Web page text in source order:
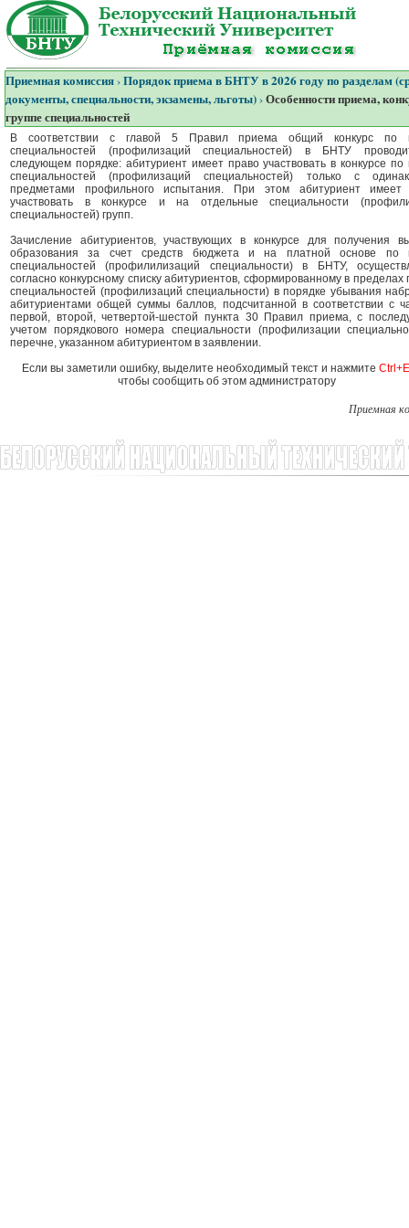
Приемная комиссия›Порядок приема в БНТУ в 2026 году по разделам
документы, специальности, экзамены, льготы)›Особенности приема,
группе специальностей
В соответствии с главой 5 Правил приема общий конкурс по
специальностей (профилизаций специальностей) в БНТУ
следующем порядке: абитуриент имеет право участвовать в конкурсе по
специальностей (профилизаций специальностей) только с
предметами профильного испытания. При этом абитуриент имеет
участвовать в конкурсе и на отдельные специальности
специальностей) групп.
Зачисление абитуриентов, участвующих в конкурсе для получения
образования за счет средств бюджета и на платной основе по
специальностей (профилилизаций специальности) в БНТУ,
согласно конкурсному списку абитуриентов, сформированному в пределах
специальностей (профилизаций специальности) в порядке убывания
абитуриентами общей суммы баллов, подсчитанной в соответствии с
первой, второй, четвертой-шестой пункта 30 Правил приема, с
учетом порядкового номера специальности (профилизации
перечне, указанном абитуриентом в заявлении.
Если вы заметили ошибку, выделите необходимый текст и нажмите
чтобы сообщить об этом администратору
Приемная